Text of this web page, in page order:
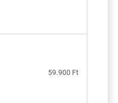
59.900 Ft